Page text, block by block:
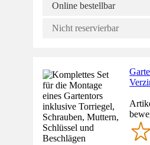
Online bestellbar
Nicht reservierbar